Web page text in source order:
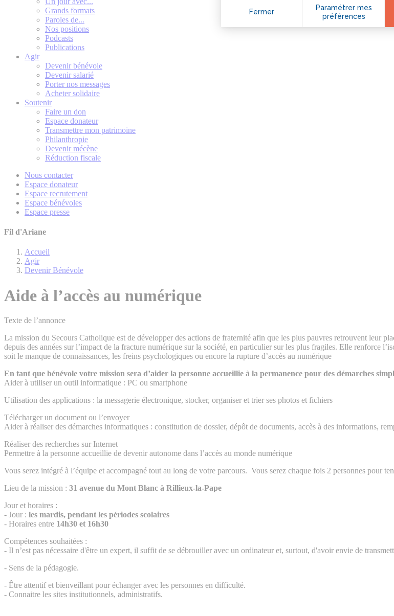
Grands formats
Paroles de...
Nos positions
Podcasts
Publications
Agir
Devenir bénévole
Devenir salarié
Porter nos messages
Acheter solidaire
Soutenir
Faire un don
Espace donateur
Transmettre mon patrimoine
Philanthropie
Devenir mécène
Réduction fiscale
Nous contacter
Espace donateur
Espace recrutement
Espace bénévoles
Espace presse
Fil d'Ariane
Accueil
Agir
Devenir Bénévole
Aide à l’accès au numérique
Texte de l’annonce
La mission du Secours Catholique est de développer des actions de fraternité afin que les plus pauvres retrouvent leur
depuis des années sur l’impact de la fracture numérique sur la société, en particulier sur les plus fragiles. Elle renforce
soit le manque de connaissances, les freins psychologiques ou encore la rupture d’accès au numérique
En tant que bénévole votre mission sera d’aider la personne accueillie à la permanence pour des démarches
Aider à utiliser un outil informatique : PC ou smartphone
Utilisation des applications : la messagerie électronique, stocker, organiser et trier ses photos et fichiers
Télécharger un document ou l’envoyer
Aider à réaliser des démarches informatiques : constitution de dossier, dépôt de documents, accès à des informations,
Réaliser des recherches sur Internet
Permettre à la personne accueillie de devenir autonome dans l’accès au monde numérique
Vous serez intégré à l’équipe et accompagné tout au long de votre parcours. Vous serez chaque fois 2 personnes pour
Lieu de la mission : 31 avenue du Mont Blanc à Rillieux-la-Pape
Jour et horaires :
- Jour : les mardis, pendant les périodes scolaires
- Horaires entre 14h30 et 16h30
Compétences souhaitées :
- Il n’est pas nécessaire d'être un expert, il suffit de se débrouiller avec un ordinateur et, surtout, d'avoir envie de
- Sens de la pédagogie.
- Être attentif et bienveillant pour échanger avec les personnes en difficulté.
- Connaitre les sites institutionnels, administratifs.